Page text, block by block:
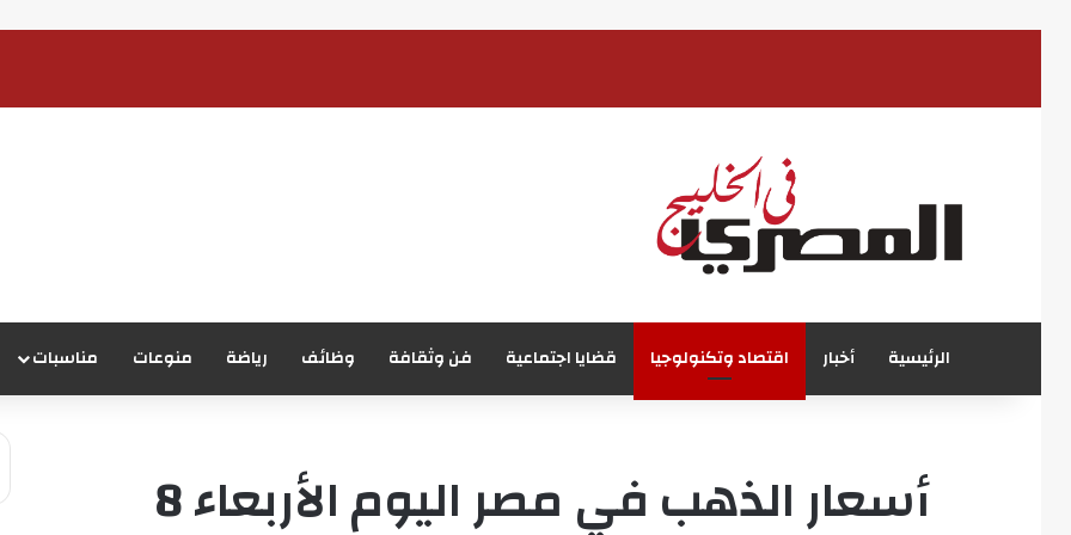
الرئيسية أخبار اقتصاد وتكنولوجيا قضايا اجتماعية فن وثقافة وظائف رياضة منوعات مناسبات
أسعار الذهب في مصر اليوم الأربعاء 8